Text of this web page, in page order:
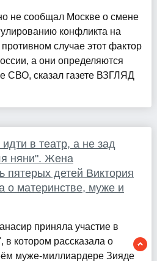
не сообщал Москве о смене
конфликта на
случае этот фактор
а они определяются
СВО, сказал газете ВЗГЛЯД
в театр, а не зад
няни". Жена
пятерых детей Виктория
о материнстве, муже и
приняла участие в
в котором рассказала о
муже-миллиардере Зияде